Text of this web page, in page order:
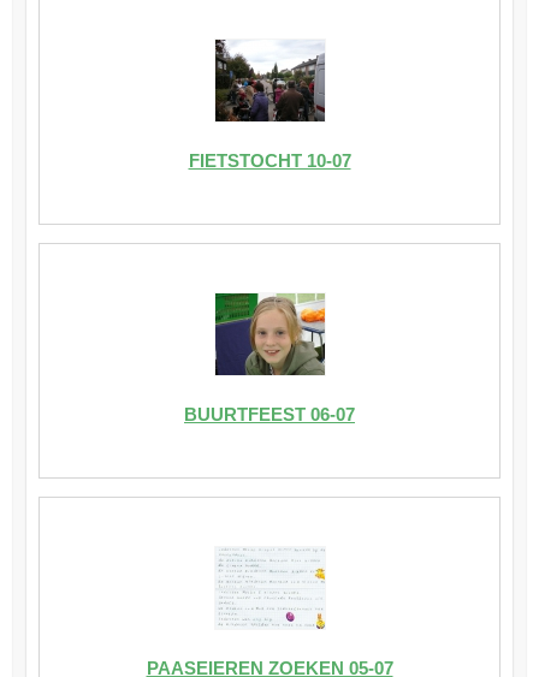
FIETSTOCHT 10-07
BUURTFEEST 06-07
PAASEIEREN ZOEKEN 05-07